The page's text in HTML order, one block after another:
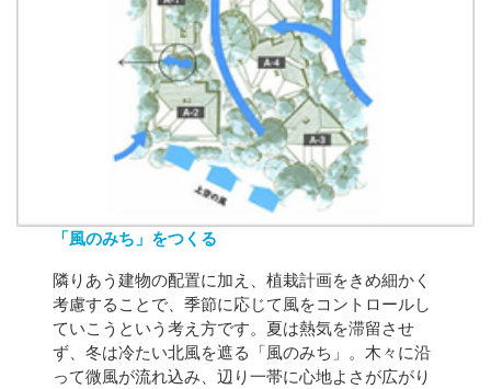
「風のみち」をつくる
隣りあう建物の配置に加え、植栽計画をきめ細かく
考慮することで、季節に応じて風をコントロールし
ていこうという考え方です。夏は熱気を滞留させ
ず、冬は冷たい北風を遮る「風のみち」。木々に沿
って微風が流れ込み、辺り一帯に心地よさが広がり